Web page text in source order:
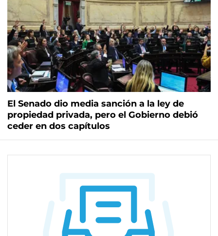
El Senado dio media sanción a la ley de
propiedad privada, pero el Gobierno debió
ceder en dos capítulos